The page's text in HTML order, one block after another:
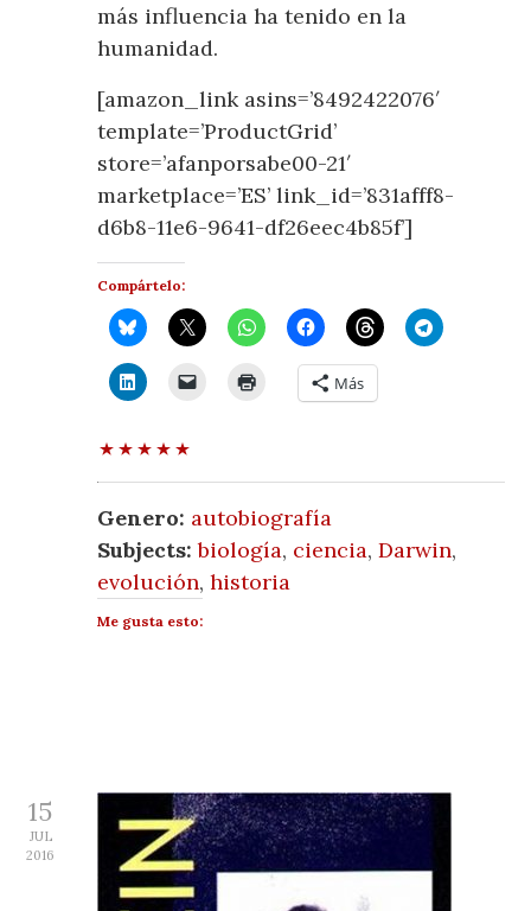
más influencia ha tenido en la
humanidad.
[amazon_link asins=’8492422076′
template=’ProductGrid’
store=’afanporsabe00-21′
marketplace=’ES’ link_id=’831afff8-
d6b8-11e6-9641-df26eec4b85f’]
Compártelo:
Más
Genero: autobiografía
Subjects: biología, ciencia,Darwin,
evolución,historia
Me gusta esto:
15
JUL
2016